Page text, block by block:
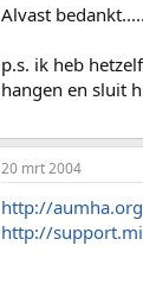
Alvast bedankt.....
p.s. ik heb
hangen en sluit
20 mrt 2004
http://
http://